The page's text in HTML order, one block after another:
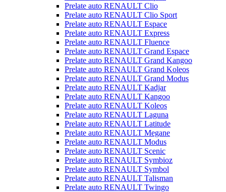
Prelate auto RENAULT Clio
Prelate auto RENAULT Clio Sport
Prelate auto RENAULT Espace
Prelate auto RENAULT Express
Prelate auto RENAULT Fluence
Prelate auto RENAULT Grand Espace
Prelate auto RENAULT Grand Kangoo
Prelate auto RENAULT Grand Koleos
Prelate auto RENAULT Grand Modus
Prelate auto RENAULT Kadjar
Prelate auto RENAULT Kangoo
Prelate auto RENAULT Koleos
Prelate auto RENAULT Laguna
Prelate auto RENAULT Latitude
Prelate auto RENAULT Megane
Prelate auto RENAULT Modus
Prelate auto RENAULT Scenic
Prelate auto RENAULT Symbioz
Prelate auto RENAULT Symbol
Prelate auto RENAULT Talisman
Prelate auto RENAULT Twingo